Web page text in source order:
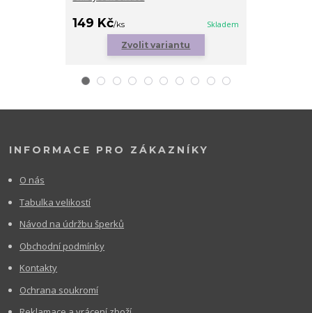
149 Kč/ks Skladem
Zvolit variantu
INFORMACE PRO ZÁKAZNÍKY
O nás
Tabulka velikostí
Návod na údržbu šperků
Obchodní podmínky
Kontakty
Ochrana soukromí